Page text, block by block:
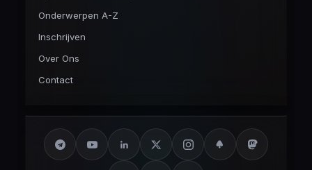
Onderwerpen A-Z
Inschrijven
Over Ons
Contact